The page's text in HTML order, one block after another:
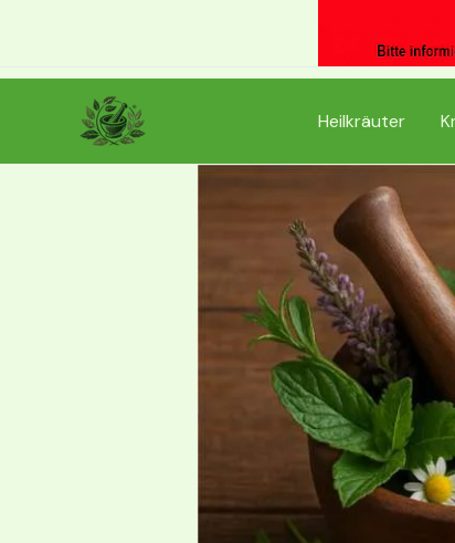
springen
Heilkräuter